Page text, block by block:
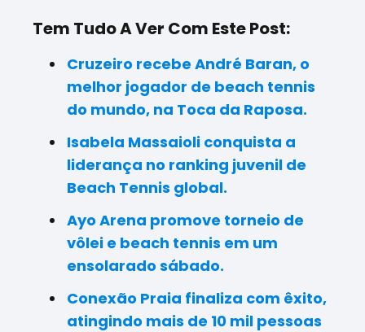
Tem Tudo A Ver Com Este Post:
Cruzeiro recebe André Baran, o
melhor jogador de beach tennis
do mundo, na Toca da Raposa.
Isabela Massaioli conquista a
liderança no ranking juvenil de
Beach Tennis global.
Ayo Arena promove torneio de
vôlei e beach tennis em um
ensolarado sábado.
Conexão Praia finaliza com êxito,
atingindo mais de 10 mil pessoas